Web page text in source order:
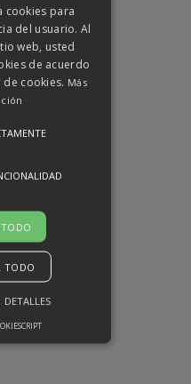
para
cookies para
del usuario. Al
web, usted
de acuerdo
de cookies. Más
TODO
DETALLES